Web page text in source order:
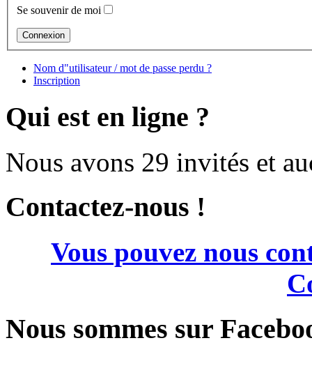
Se souvenir de moi
Nom d"utilisateur / mot de passe perdu ?
Inscription
Qui est en ligne ?
Nous avons 29 invités et
Contactez-nous !
Vous pouvez nous
Nous sommes sur